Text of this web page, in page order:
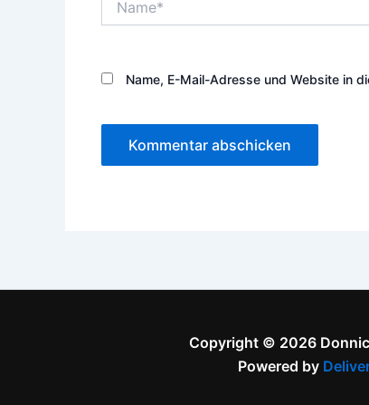
Name, E-Mail-Adresse und Website in
Copyright © 2026
Powered by